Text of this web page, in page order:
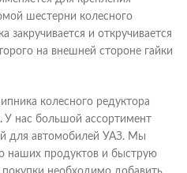
шестерни колесного
закручивается и откручивается
на внешней стороне гайки
колесного редуктора
У нас большой ассортимент
для автомобилей УАЗ. Мы
наших продуктов и быструю